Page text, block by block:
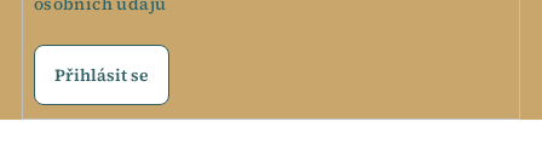
v
Přihlásit se